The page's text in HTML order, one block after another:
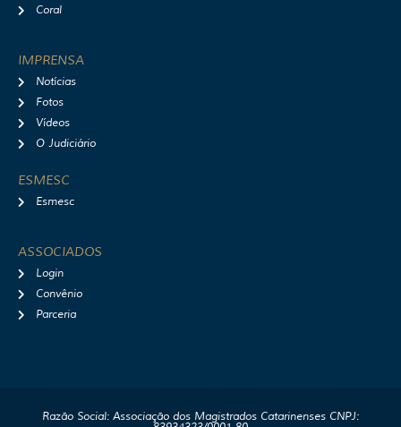
Coral
IMPRENSA
Notícias
Fotos
Vídeos
O Judiciário
ESMESC
Esmesc
ASSOCIADOS
Login
Convênio
Parceria
Razão Social: Associação dos Magistrados Catarinenses CNPJ: